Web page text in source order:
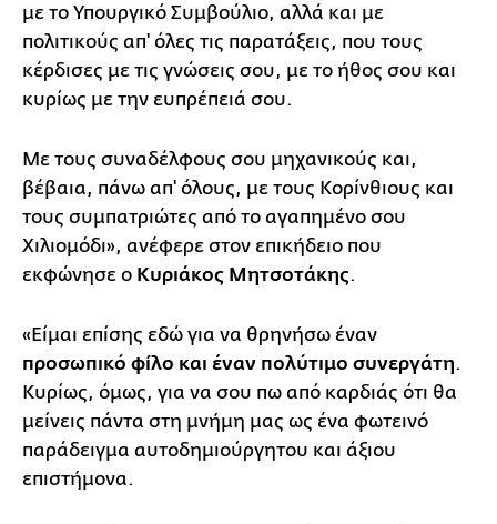
με το Υπουργικό Συμβούλιο, αλλά και με
πολιτικούς απ' όλες τις παρατάξεις, που τους
κέρδισες με τις γνώσεις σου, με το ήθος σου και
κυρίως με την ευπρέπειά σου.
Με τους συναδέλφους σου μηχανικούς και,
βέβαια, πάνω απ' όλους, με τους Κορίνθιους και
τους συμπατριώτες από το αγαπημένο σου
Χιλιομόδι», ανέφερε στον επικήδειο που
εκφώνησε ο Κυριάκος Μητσοτάκης.
«Είμαι επίσης εδώ για να θρηνήσω έναν
προσωπικό φίλο και έναν πολύτιμο συνεργάτη.
Κυρίως, όμως, για να σου πω από καρδιάς ότι θα
μείνεις πάντα στη μνήμη μας ως ένα φωτεινό
παράδειγμα αυτοδημιούργητου και άξιου
επιστήμονα.